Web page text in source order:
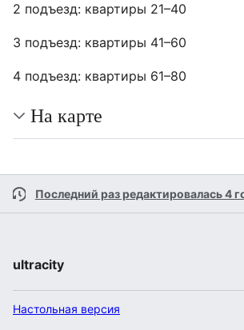
2 подъезд: квартиры 21–40
3 подъезд: квартиры 41–60
4 подъезд: квартиры 61–80
На карте
Последний раз редактировалась 4
ultracity
Настольная версия